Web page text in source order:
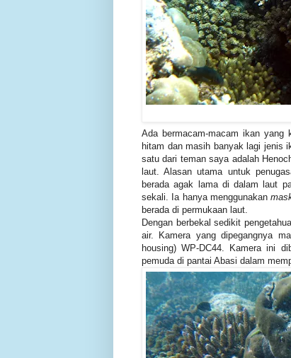
Ada bermacam-macam ikan
hitam dan masih banyak lagi jenis
satu dari teman saya adalah
laut. Alasan utama untuk
berada agak lama di dalam laut
sekali. Ia hanya menggunakan
berada di permukaan laut.
Dengan berbekal sedikit
air. Kamera yang dipegangnya
housing) WP-DC44. Kamera ini
pemuda di pantai Abasi dalam